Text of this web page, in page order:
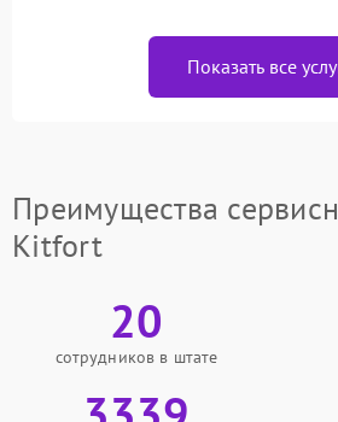
Показать все
Преимущества
Kitfort
20
сотрудников в штате